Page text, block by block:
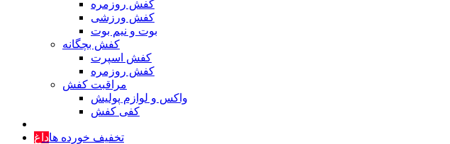
کفش روزمره
کفش ورزشی
بوت و نیم بوت
کفش بچگانه
کفش اسپرت
کفش روزمره
مراقبت کفش
واکس و لوازم پولیش
کفی کفش
تخفیف خورده هاداغ